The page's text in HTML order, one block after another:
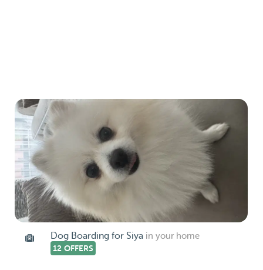
Dog Boarding for Siya in your home
12 OFFERS